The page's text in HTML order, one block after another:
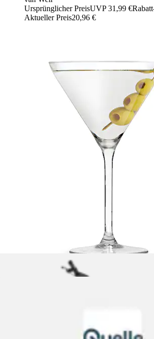
Ursprünglicher PreisUVP 31,99 €Rabatt
Aktueller Preis20,96 €